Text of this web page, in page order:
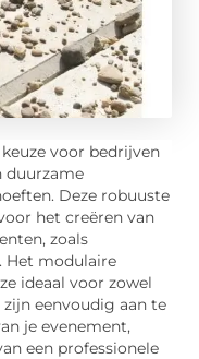
voor bedrijven
duurzame
Deze robuuste
het creëren van
zoals
Het modulaire
ideaal voor zowel
eenvoudig aan te
je evenement,
een professionele